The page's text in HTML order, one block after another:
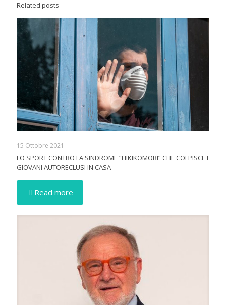
Related posts
15 Ottobre 2021
LO SPORT CONTRO LA SINDROME “HIKIKOMORI” CHE COLPISCE I
GIOVANI AUTORECLUSI IN CASA
Read more